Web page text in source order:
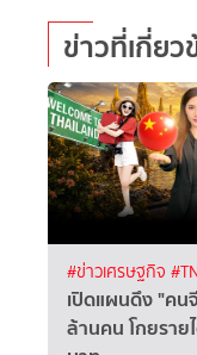
ข่าวที่เกี่ย
#ข่าวเศรษฐกิจ
เปิดแผนดึง "คน
ล้านคน โกยราย